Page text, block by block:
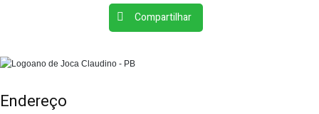
Compartilhar
Endereço